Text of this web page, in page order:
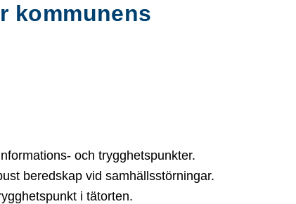
kommunens
och trygghetspunkter.
beredskap vid samhällsstörningar.
i tätorten.